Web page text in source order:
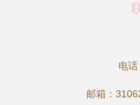
电
邮箱：